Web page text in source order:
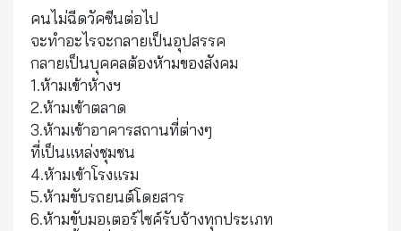
คนไม่ฉีดวัคซีนต่อไป
จะทำอะไรจะกลายเป็นอุปสรรค
กลายเป็นบุคคลต้องห้ามของสังคม
1.ห้ามเข้าห้างฯ
2.ห้ามเข้าตลาด
3.ห้ามเข้าอาคารสถานที่ต่างๆ
ที่เป็นแหล่งชุมชน
4.ห้ามเข้าโรงแรม
5.ห้ามขับรถยนต์โดยสาร
6.ห้ามขับมอเตอร์ไซค์รับจ้างทุกประเภท